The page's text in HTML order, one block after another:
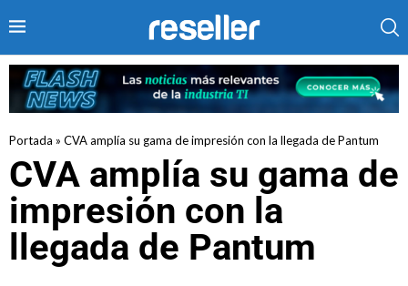
Portada » CVA amplía su gama de impresión con la llegada de Pantum
CVA amplía su gama de
impresión con la
llegada de Pantum